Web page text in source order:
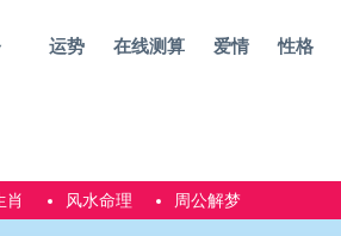
运势 在线测算 爱情 性格
肖 风水命理 周公解梦